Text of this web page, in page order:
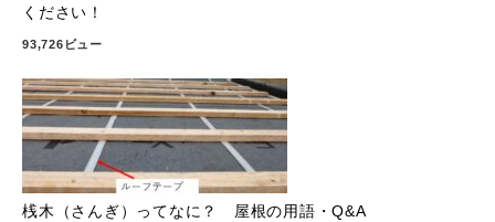
ください！
93,726ビュー
桟木（さんぎ）ってなに？ 屋根の用語・Q&A